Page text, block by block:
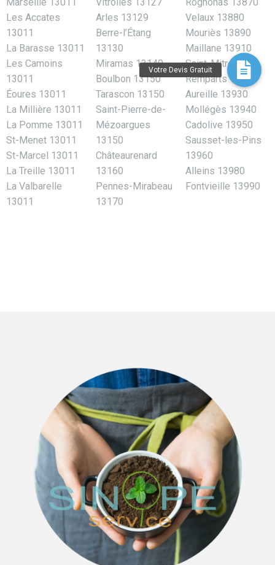
Les Accates
13011
La Barasse 13011
Les Camoins
13011
Éoures 13011
La Millière 13011
La Pomme 13011
St-Menet 13011
St-Marcel 13011
La Treille 13011
La Valbarelle
13011
Arles 13129
Berre-l’Étang
13130
Miramas 13140
Boulbon 13150
Tarascon 13150
Saint-Pierre-de-
Mézoargues
13150
Châteaurenard
13160
Pennes-Mirabeau
13170
Velaux 13880
Mouriès 13890
Maillane 13910
Saint-Mitre-les-
Remparts 13920
Aureille 13930
Mollégès 13940
Cadolive 13950
Sausset-les-Pins
13960
Alleins 13980
Fontvieille 13990